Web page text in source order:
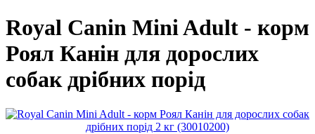
Royal Canin Mini Adult - корм
Роял Канін для дорослих
собак дрібних порід